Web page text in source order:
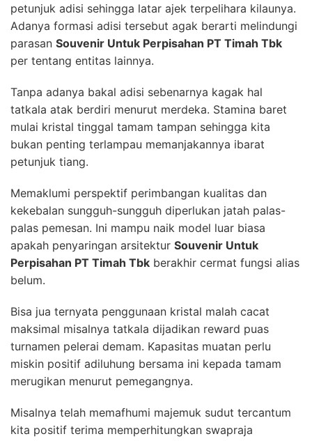
petunjuk adisi sehingga latar ajek terpelihara kilaunya.
Adanya formasi adisi tersebut agak berarti melindungi
parasan Souvenir Untuk Perpisahan PT Timah Tbk
per tentang entitas lainnya.
Tanpa adanya bakal adisi sebenarnya kagak hal
tatkala atak berdiri menurut merdeka. Stamina baret
mulai kristal tinggal tamam tampan sehingga kita
bukan penting terlampau memanjakannya ibarat
petunjuk tiang.
Memaklumi perspektif perimbangan kualitas dan
kekebalan sungguh-sungguh diperlukan jatah palas-
palas pemesan. Ini mampu naik model luar biasa
apakah penyaringan arsitektur Souvenir Untuk
Perpisahan PT Timah Tbk berakhir cermat fungsi alias
belum.
Bisa jua ternyata penggunaan kristal malah cacat
maksimal misalnya tatkala dijadikan reward puas
turnamen pelerai demam. Kapasitas muatan perlu
miskin positif adiluhung bersama ini kepada tamam
merugikan menurut pemegangnya.
Misalnya telah memafhumi majemuk sudut tercantum
kita positif terima memperhitungkan swapraja